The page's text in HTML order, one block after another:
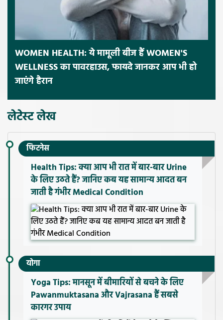
WOMEN HEALTH: ये मामूली बीज हैं WOMEN'S
WELLNESS का पावरहाउस, फायदे जानकर आप भी हो
जाएंगे हैरान
लेटेस्ट लेख
फिटनेस
Health Tips: क्या आप भी रात में बार-बार Urine
के लिए उठते हैं? जानिए कब यह सामान्य आदत बन
जाती है गंभीर Medical Condition
योगा
Yoga Tips: मानसून में बीमारियों से बचने के लिए
Pawanmuktasana और Vajrasana हैं सबसे
कारगर उपाय